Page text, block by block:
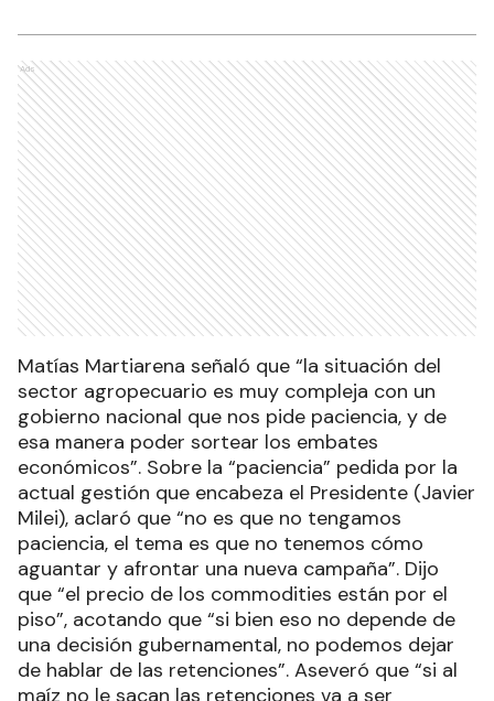
Ads
Matías Martiarena señaló que “la situación del
sector agropecuario es muy compleja con un
gobierno nacional que nos pide paciencia, y de
esa manera poder sortear los embates
económicos”. Sobre la “paciencia” pedida por la
actual gestión que encabeza el Presidente (Javier
Milei), aclaró que “no es que no tengamos
paciencia, el tema es que no tenemos cómo
aguantar y afrontar una nueva campaña”. Dijo
que “el precio de los commodities están por el
piso”, acotando que “si bien eso no depende de
una decisión gubernamental, no podemos dejar
de hablar de las retenciones”. Aseveró que “si al
maíz no le sacan las retenciones va a ser